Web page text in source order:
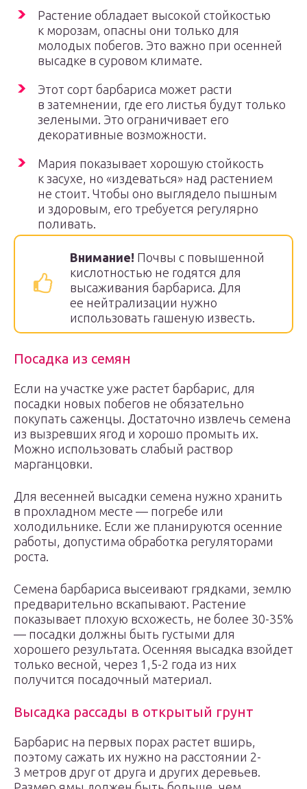
Растение обладает высокой стойкостью
к морозам, опасны они только для
молодых побегов. Это важно при осенней
высадке в суровом климате.
Этот сорт барбариса может расти
в затемнении, где его листья будут только
зелеными. Это ограничивает его
декоративные возможности.
Мария показывает хорошую стойкость
к засухе, но «издеваться» над растением
не стоит. Чтобы оно выглядело пышным
и здоровым, его требуется регулярно
поливать.
Внимание! Почвы с повышенной
кислотностью не годятся для
высаживания барбариса. Для
ее нейтрализации нужно
использовать гашеную известь.
Посадка из семян
Если на участке уже растет барбарис, для
посадки новых побегов не обязательно
покупать саженцы. Достаточно извлечь семена
из вызревших ягод и хорошо промыть их.
Можно использовать слабый раствор
марганцовки.
Для весенней высадки семена нужно хранить
в прохладном месте — погребе или
холодильнике. Если же планируются осенние
работы, допустима обработка регуляторами
роста.
Семена барбариса высеивают грядками, землю
предварительно вскапывают. Растение
показывает плохую всхожесть, не более 30-35%
— посадки должны быть густыми для
хорошего результата. Осенняя высадка взойдет
только весной, через 1,5-2 года из них
получится посадочный материал.
Высадка рассады в открытый грунт
Барбарис на первых порах растет вширь,
поэтому сажать их нужно на расстоянии 2-
3 метров друг от друга и других деревьев.